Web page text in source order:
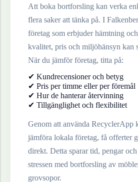
Att boka bortforsling kan verka
flera saker att tänka på. I
företag som erbjuder hämtning
kvalitet, pris och miljöhänsyn kan
När du jämför företag, titta på:
✔ Kundrecensioner och betyg
✔ Pris per timme eller per föremål
✔ Hur de hanterar återvinning
✔ Tillgänglighet och flexibilitet
Genom att använda RecyclerApp
jämföra lokala företag, få offerter
direkt. Detta sparar tid, pengar
stressen med bortforsling av
grovsopor.